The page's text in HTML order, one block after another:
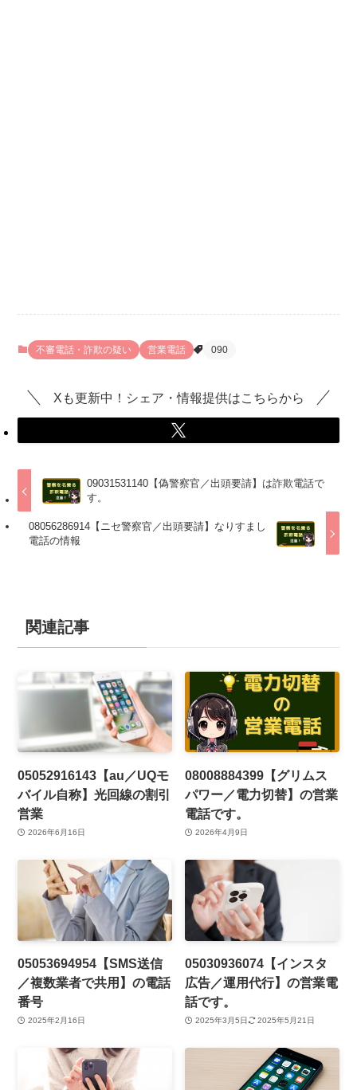
不審電話・詐欺の疑い 営業電話 090
Xも更新中！シェア・情報提供はこちらから
09031531140【偽警察官／出頭要請】は詐欺電話で
す。
08056286914【ニセ警察官／出頭要請】なりすまし
電話の情報
関連記事
05052916143【au／UQモ
バイル自称】光回線の割引
営業
2026年6月16日
08008884399【グリムス
パワー／電力切替】の営業
電話です。
2026年4月9日
05053694954【SMS送信
／複数業者で共用】の電話
番号
2025年2月16日
05030936074【インスタ
広告／運用代行】の営業電
話です。
2025年3月5日 2025年5月21日